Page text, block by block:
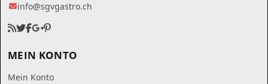
info@sgvgastro.ch
MEIN KONTO
Mein Konto